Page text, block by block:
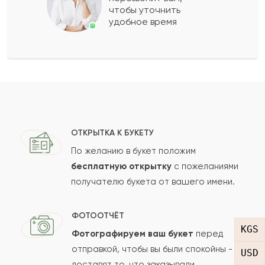
KGS
USD
Кира
Ваше имя
чтобы уточнить
удобное время
ОТКРЫТКА К БУКЕТУ
По желанию в букет положим
бесплатную открытку с пожеланиями
получателю букета от вашего имени.
ФОТООТЧЁТ
Фотографируем ваш букет перед
отправкой, чтобы вы были спокойны -